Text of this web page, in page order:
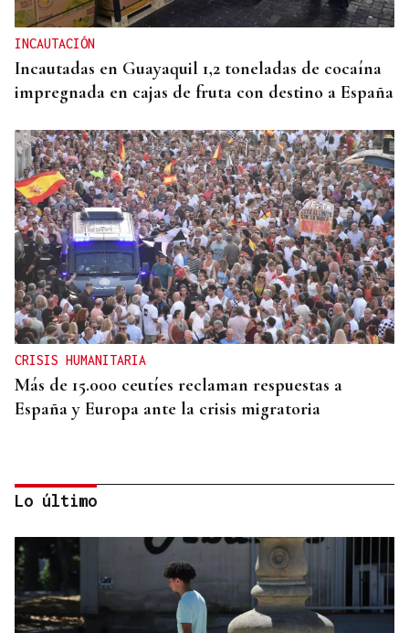
INCAUTACIÓN
Incautadas en Guayaquil 1,2 toneladas de cocaína
impregnada en cajas de fruta con destino a España
CRISIS HUMANITARIA
Más de 15.000 ceutíes reclaman respuestas a
España y Europa ante la crisis migratoria
Lo último